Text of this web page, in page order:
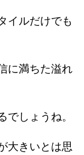
イルだけでも
に満ちた溢れ
しょうね。
大きいとは思